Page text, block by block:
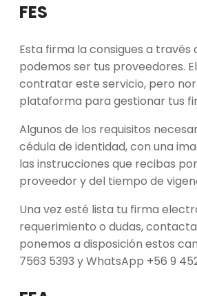
FES
Esta firma la consigues a
podemos ser tus proveedores.
contratar este servicio, pero
plataforma para gestionar tus
Algunos de los requisitos
cédula de identidad, con una
las instrucciones que recibas
proveedor y del tiempo de
Una vez esté lista tu firma
requerimiento o dudas,
ponemos a disposición estos
7563 5393 y WhatsApp +56 9